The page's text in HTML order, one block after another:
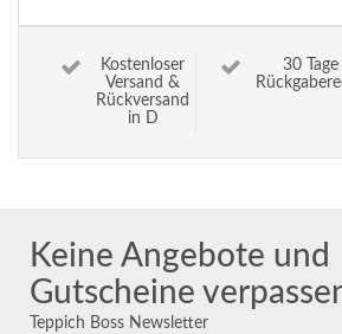
Kostenloser
Versand &
Rückversand
in D
30 Tage
Keine Angebote und
Gutscheine
Teppich Boss Newsletter